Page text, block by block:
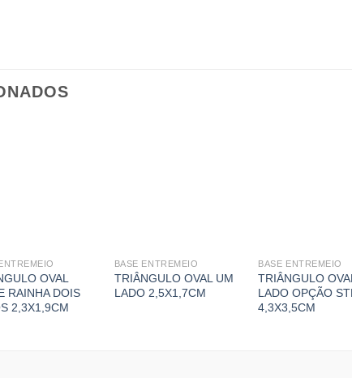
OVAL
RAINHA DOIS
2,3X1,9CM
BASE ENTREMEIO
TRIÂNGULO OVAL UM
LADO 2,5X1,7CM
BASE ENTREMEIO
TRIÂNGULO
LADO OPÇÃO
4,3X3,5CM